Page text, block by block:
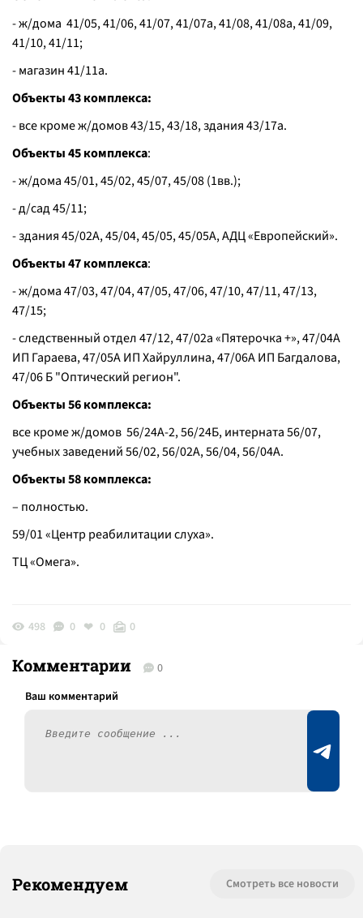
- ж/дома 41/05, 41/06, 41/07, 41/07а, 41/08, 41/08а, 41/09,
41/10, 41/11;
- магазин 41/11а.
Объекты 43 комплекса:
- все кроме ж/домов 43/15, 43/18, здания 43/17а.
Объекты 45 комплекса:
- ж/дома 45/01, 45/02, 45/07, 45/08 (1вв.);
- д/сад 45/11;
- здания 45/02А, 45/04, 45/05, 45/05А, АДЦ «Европейский».
Объекты 47 комплекса:
- ж/дома 47/03, 47/04, 47/05, 47/06, 47/10, 47/11, 47/13,
47/15;
- следственный отдел 47/12, 47/02а «Пятерочка +», 47/04А
ИП Гараева, 47/05А ИП Хайруллина, 47/06А ИП Багдалова,
47/06 Б "Оптический регион".
Объекты 56 комплекса:
все кроме ж/домов 56/24А-2, 56/24Б, интерната 56/07,
учебных заведений 56/02, 56/02А, 56/04, 56/04А.
Объекты 58 комплекса:
– полностью.
59/01 «Центр реабилитации слуха».
ТЦ «Омега».
498 0 0 0
Комментарии 0
Рекомендуем Смотреть все новости